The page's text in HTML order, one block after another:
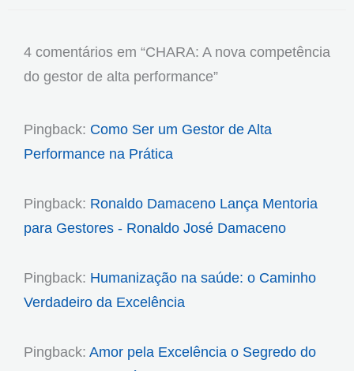
4 comentários em “CHARA: A nova competência
do gestor de alta performance”
Pingback: Como Ser um Gestor de Alta
Performance na Prática
Pingback: Ronaldo Damaceno Lança Mentoria
para Gestores - Ronaldo José Damaceno
Pingback: Humanização na saúde: o Caminho
Verdadeiro da Excelência
Pingback: Amor pela Excelência o Segredo do